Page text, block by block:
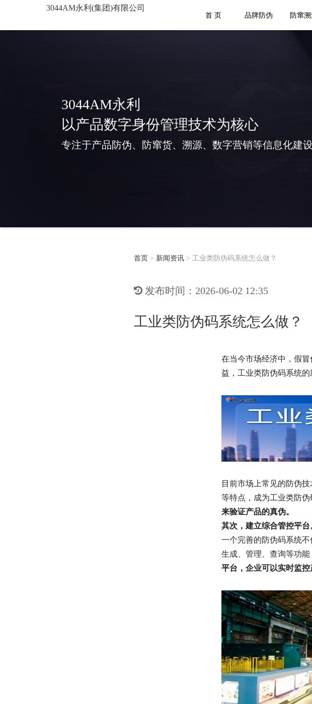
3044AM永利(集团)有限公司
首 页
品牌防伪 防窜
3044AM永利
以产品数字身份管理技术为核心
专注于产品防伪、防窜货、溯源、数字营销等信息化建
首页 > 新闻资讯 > 工业类防伪码系统怎么做？
发布时间：2026-06-02 12:35
工业类防伪码系统怎么做？
在当今市场经济中，假
益，工业类防伪码系统
目前市场上常见的防伪
等特点，成为工业类防
来验证产品的真伪。
其次，建立综合管控平台
一个完善的防伪码系统
生成、管理、查询等功能
平台，企业可以实时监